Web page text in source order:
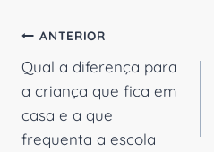
Navegação
de
Post
ANTERIOR
Qual a diferença para
a criança que fica em
casa e a que
frequenta a escola